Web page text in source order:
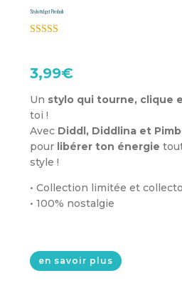
Stylo fidget Pimboli
client
3,99€
Un stylo qui tourne, clique
toi !
Avec Diddl, Diddlina et
pour libérer ton énergie
style !
• Collection limitée et
• 100% nostalgie
en savoir plus